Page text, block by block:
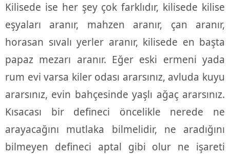
Kilisede ise her şey çok farklıdır, kilisede kilise
eşyaları aranır, mahzen aranır, çan aranır,
horasan sıvalı yerler aranır, kilisede en başta
papaz mezarı aranır. Eğer eski ermeni yada
rum evi varsa kiler odası ararsınız, avluda kuyu
ararsınız, evin bahçesinde yaşlı ağaç ararsınız.
Kısacası bir defineci öncelikle nerede ne
arayacağını mutlaka bilmelidir, ne aradığını
bilmeyen defineci aptal gibi olur ne işareti